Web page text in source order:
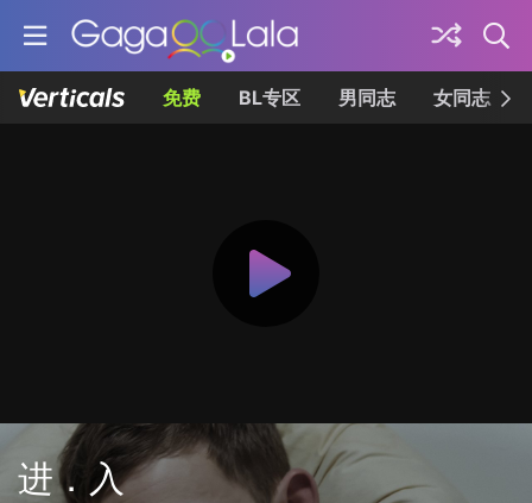
免费 BL专区 男同志 女同志
进．入